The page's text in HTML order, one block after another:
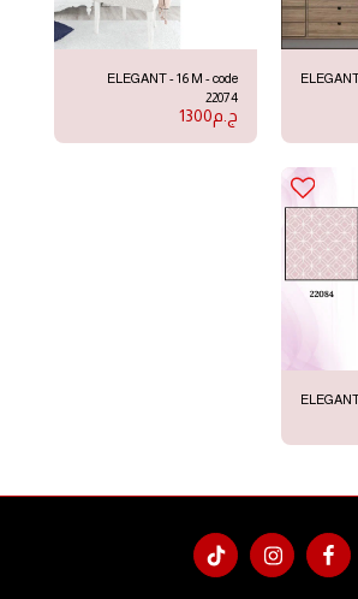
ELEGANT - 16 M - code
22074
ج.م1300